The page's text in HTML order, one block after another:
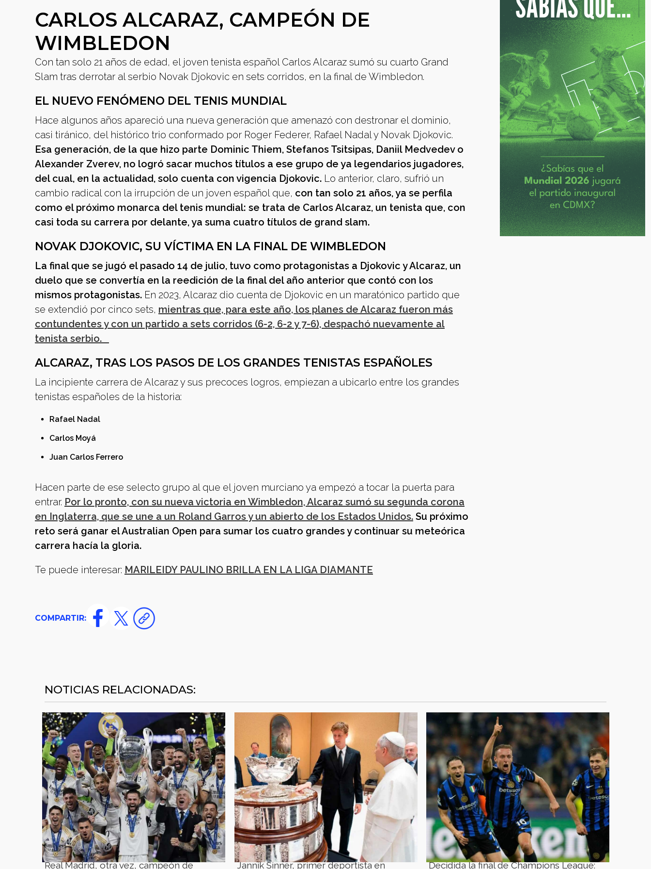
CARLOS ALCARAZ, CAMPEÓN DE
WIMBLEDON
Con tan solo 21 años de edad, el joven tenista español Carlos Alcaraz sumó su cuarto Grand
Slam tras derrotar al serbio Novak Djokovic en sets corridos, en la final de Wimbledon.
EL NUEVO FENÓMENO DEL TENIS MUNDIAL
Hace algunos años apareció una nueva generación que amenazó con destronar el dominio,
casi tiránico, del histórico trio conformado por Roger Federer, Rafael Nadal y Novak Djokovic.
Esa generación, de la que hizo parte Dominic Thiem, Stefanos Tsitsipas, Daniil Medvedev o
Alexander Zverev, no logró sacar muchos títulos a ese grupo de ya legendarios jugadores,
del cual, en la actualidad, solo cuenta con vigencia Djokovic. Lo anterior, claro, sufrió un
cambio radical con la irrupción de un joven español que, con tan solo 21 años, ya se perfila
como el próximo monarca del tenis mundial: se trata de Carlos Alcaraz, un tenista que, con
casi toda su carrera por delante, ya suma cuatro títulos de grand slam.
NOVAK DJOKOVIC, SU VÍCTIMA EN LA FINAL DE WIMBLEDON
La final que se jugó el pasado 14 de julio, tuvo como protagonistas a Djokovic y Alcaraz, un
duelo que se convertía en la reedición de la final del año anterior que contó con los
mismos protagonistas. En 2023, Alcaraz dio cuenta de Djokovic en un maratónico partido que
se extendió por cinco sets, mientras que, para este año, los planes de Alcaraz fueron más
contundentes y con un partido a sets corridos (6-2, 6-2 y 7-6), despachó nuevamente al
tenista serbio.
ALCARAZ, TRAS LOS PASOS DE LOS GRANDES TENISTAS ESPAÑOLES
La incipiente carrera de Alcaraz y sus precoces logros, empiezan a ubicarlo entre los grandes
tenistas españoles de la historia:
Rafael Nadal
Carlos Moyá
Juan Carlos Ferrero
Hacen parte de ese selecto grupo al que el joven murciano ya empezó a tocar la puerta para
entrar. Por lo pronto, con su nueva victoria en Wimbledon, Alcaraz sumó su segunda corona
en Inglaterra, que se une a un Roland Garros y un abierto de los Estados Unidos. Su próximo
reto será ganar el Australian Open para sumar los cuatro grandes y continuar su meteórica
carrera hacía la gloria.
Te puede interesar: MARILEIDY PAULINO BRILLA EN LA LIGA DIAMANTE
COMPARTIR:
NOTICIAS RELACIONADAS:
Real Madrid, otra vez, campeón de Jannik Sinner, primer deportista en Decidida la final de Champions League: